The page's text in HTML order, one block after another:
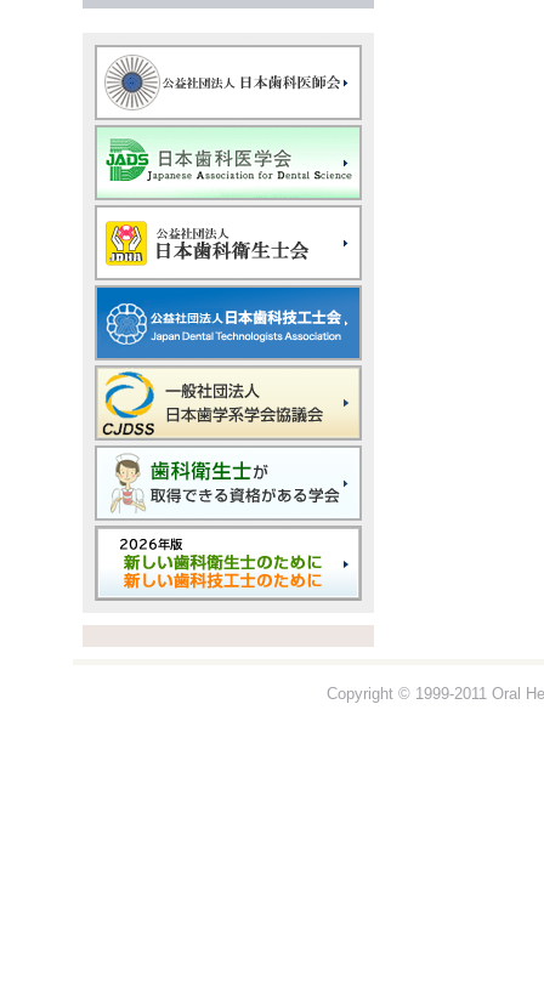
Copyright © 1999-2011 Oral